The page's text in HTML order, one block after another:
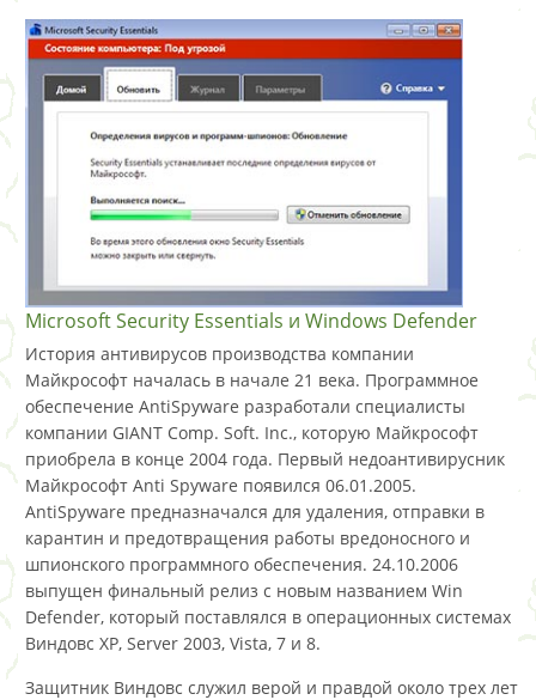
Microsoft Security Essentials и Windows Defender
История антивирусов производства компании
Майкрософт началась в начале 21 века. Программное
обеспечение AntiSpyware разработали специалисты
компании GIANT Comp. Soft. Inc., которую Майкрософт
приобрела в конце 2004 года. Первый недоантивирусник
Майкрософт Anti Spyware появился 06.01.2005.
AntiSpyware предназначался для удаления, отправки в
карантин и предотвращения работы вредоносного и
шпионского программного обеспечения. 24.10.2006
выпущен финальный релиз с новым названием Win
Defender, который поставлялся в операционных системах
Виндовс XP, Server 2003, Vista, 7 и 8.
Защитник Виндовс служил верой и правдой около трех лет